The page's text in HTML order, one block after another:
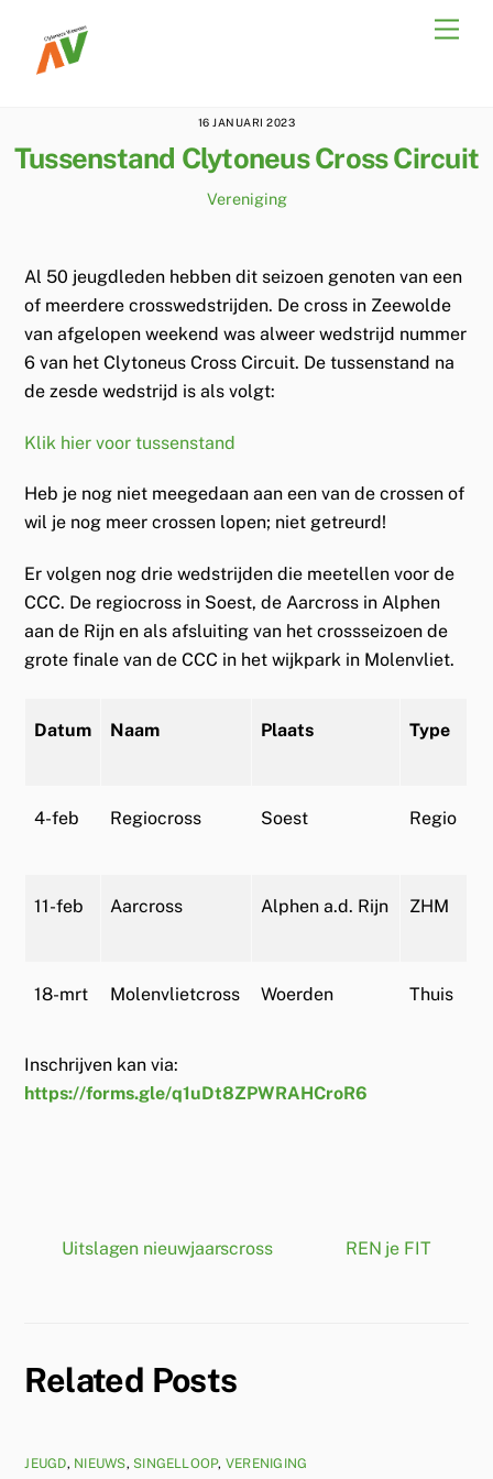
content
16 JANUARI 2023
Tussenstand Clytoneus Cross Circuit
Vereniging
Al 50 jeugdleden hebben dit seizoen genoten van een
of meerdere crosswedstrijden. De cross in Zeewolde
van afgelopen weekend was alweer wedstrijd nummer
6 van het Clytoneus Cross Circuit. De tussenstand na
de zesde wedstrijd is als volgt:
Klik hier voor tussenstand
Heb je nog niet meegedaan aan een van de crossen of
wil je nog meer crossen lopen; niet getreurd!
Er volgen nog drie wedstrijden die meetellen voor de
CCC. De regiocross in Soest, de Aarcross in Alphen
aan de Rijn en als afsluiting van het crossseizoen de
grote finale van de CCC in het wijkpark in Molenvliet.
Datum Naam Plaats Type
4-feb Regiocross Soest Regio
11-feb Aarcross Alphen a.d. Rijn ZHM
18-mrt Molenvlietcross Woerden Thuis
Inschrijven kan via:
https://forms.gle/q1uDt8ZPWRAHCroR6
Uitslagen nieuwjaarscross REN je FIT
Related Posts
JEUGD, NIEUWS, SINGELLOOP, VERENIGING